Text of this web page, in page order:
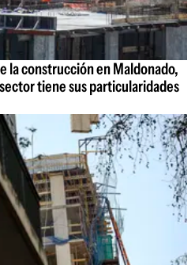
la construcción en Maldonado,
tiene sus particularidades